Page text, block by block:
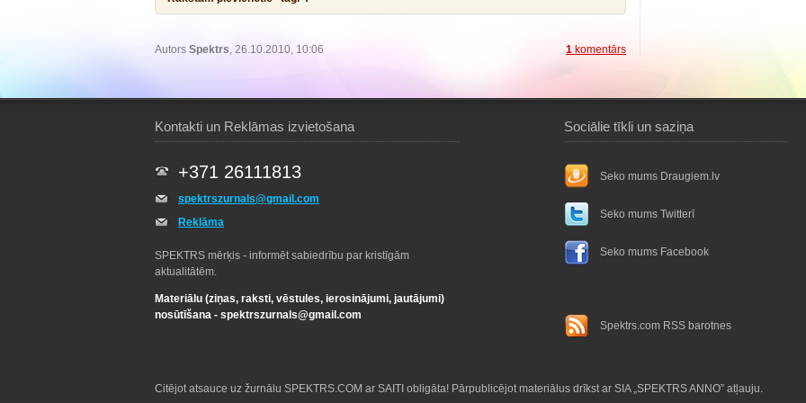
Autors Spektrs, 26.10.2010, 10:06 1 komentārs
Kontakti un Reklāmas izvietošana
+371 26111813
spektrszurnals@gmail.com
Reklāma
SPEKTRS mērķis - informēt sabiedrību par kristīgām
aktualitātēm.
Materiālu (ziņas, raksti, vēstules, ierosinājumi, jautājumi)
nosūtīšana - spektrszurnals@gmail.com
Sociālie tīkli un saziņa
Seko mums Draugiem.lv
Seko mums Twitterī
Seko mums Facebook
Spektrs.com RSS barotnes
Citējot atsauce uz žurnālu SPEKTRS.COM ar SAITI obligāta! Pārpublicējot materiālus drīkst ar SIA „SPEKTRS ANNO” atļauju.